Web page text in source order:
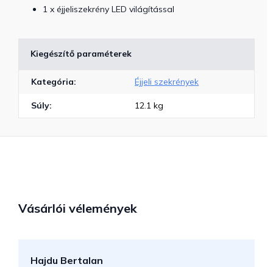
1 x éjjeliszekrény LED világítással
Kiegészítő paraméterek
Kategória: Éjjeli szekrények
Súly: 12.1 kg
Vásárlói vélemények
Hajdu Bertalan